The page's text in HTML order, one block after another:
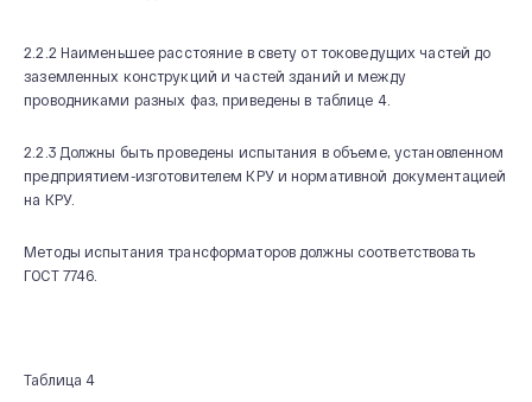
2.2.2 Наименьшее расстояние в свету от токоведущих частей до
заземленных конструкций и частей зданий и между
проводниками разных фаз, приведены в таблице 4.
2.2.3 Должны быть проведены испытания в объеме, установленном
предприятием-изготовителем КРУ и нормативной документацией
на КРУ.
Методы испытания трансформаторов должны соответствовать
ГОСТ 7746.
Таблица 4